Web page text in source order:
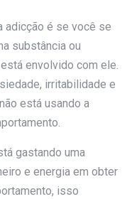
adicção é se você se
substância ou
envolvido com ele.
irritabilidade e
está usando a
gastando uma
e energia em obter
isso